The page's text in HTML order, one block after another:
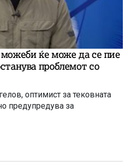
можеби ќе може да се пие
проблемот со
оптимист за тековната
предупредува за